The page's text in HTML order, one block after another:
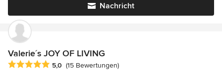
Nachricht
Valerie´s JOY OF LIVING
Durchschnittliche Bewertung: 5 von 5 Sternen
5,0 (15 Bewertungen)